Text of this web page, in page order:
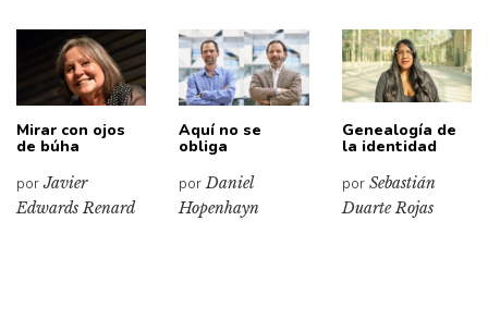
Mirar con ojos
de búha
porJavier
Edwards Renard
Aquí no se
obliga
porDaniel
Hopenhayn
Genealogía de
la identidad
por Sebastián
Duarte Rojas